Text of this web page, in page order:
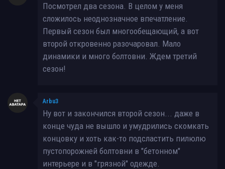
Посмотрел два сезона. В целом у меня
сложилось неоднозначное впечатление.
Первый сезон был многообещающий, а вот
второй откровенно разочаровал. Мало
динамики и много болтовни. Ждем третий
сезон!
Arbu3
Ну вот и закончился второй сезон... даже в
конце чуда не вышло и умудрились скомкать
концовку и хоть как-то подсластить пилюлю
пустопорожней болтовни в "бетонном"
интерьере и в "грязной" одежде.